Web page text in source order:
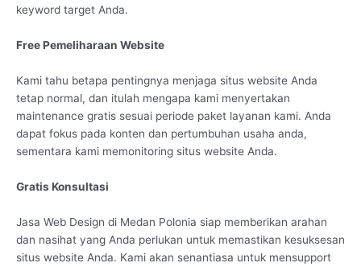
keyword target Anda.
Free Pemeliharaan Website
Kami tahu betapa pentingnya menjaga situs website Anda
tetap normal, dan itulah mengapa kami menyertakan
maintenance gratis sesuai periode paket layanan kami. Anda
dapat fokus pada konten dan pertumbuhan usaha anda,
sementara kami memonitoring situs website Anda.
Gratis Konsultasi
Jasa Web Design di Medan Polonia siap memberikan arahan
dan nasihat yang Anda perlukan untuk memastikan kesuksesan
situs website Anda. Kami akan senantiasa untuk mensupport